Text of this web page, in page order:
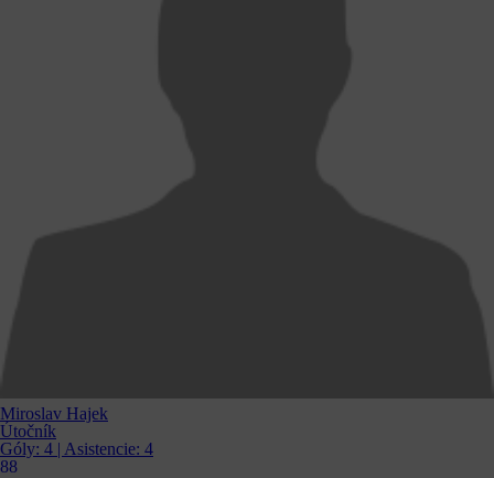
Miroslav Hajek
Útočník
Góly: 4 | Asistencie: 4
88